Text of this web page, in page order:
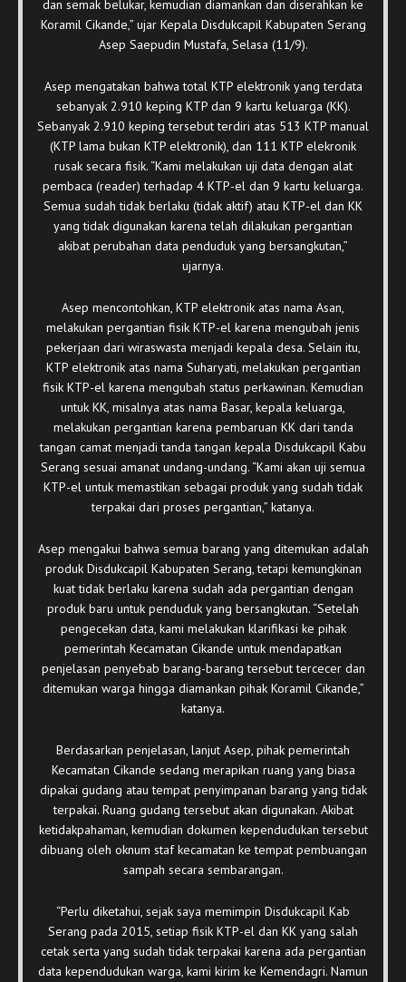
dan semak belukar, kemudian diamankan dan diserahkan ke
Koramil Cikande,” ujar Kepala Disdukcapil Kabupaten Serang
Asep Saepudin Mustafa, Selasa (11/9).
Asep mengatakan bahwa total KTP elektronik yang terdata
sebanyak 2.910 keping KTP dan 9 kartu keluarga (KK).
Sebanyak 2.910 keping tersebut terdiri atas 513 KTP manual
(KTP lama bukan KTP elektronik), dan 111 KTP elekronik
rusak secara fisik. “Kami melakukan uji data dengan alat
pembaca (reader) terhadap 4 KTP-el dan 9 kartu keluarga.
Semua sudah tidak berlaku (tidak aktif) atau KTP-el dan KK
yang tidak digunakan karena telah dilakukan pergantian
akibat perubahan data penduduk yang bersangkutan,”
ujarnya.
Asep mencontohkan, KTP elektronik atas nama Asan,
melakukan pergantian fisik KTP-el karena mengubah jenis
pekerjaan dari wiraswasta menjadi kepala desa. Selain itu,
KTP elektronik atas nama Suharyati, melakukan pergantian
fisik KTP-el karena mengubah status perkawinan. Kemudian
untuk KK, misalnya atas nama Basar, kepala keluarga,
melakukan pergantian karena pembaruan KK dari tanda
tangan camat menjadi tanda tangan kepala Disdukcapil Kabu
Serang sesuai amanat undang-undang. “Kami akan uji semua
KTP-el untuk memastikan sebagai produk yang sudah tidak
terpakai dari proses pergantian,” katanya.
Asep mengakui bahwa semua barang yang ditemukan adalah
produk Disdukcapil Kabupaten Serang, tetapi kemungkinan
kuat tidak berlaku karena sudah ada pergantian dengan
produk baru untuk penduduk yang bersangkutan. “Setelah
pengecekan data, kami melakukan klarifikasi ke pihak
pemerintah Kecamatan Cikande untuk mendapatkan
penjelasan penyebab barang-barang tersebut tercecer dan
ditemukan warga hingga diamankan pihak Koramil Cikande,”
katanya.
Berdasarkan penjelasan, lanjut Asep, pihak pemerintah
Kecamatan Cikande sedang merapikan ruang yang biasa
dipakai gudang atau tempat penyimpanan barang yang tidak
terpakai. Ruang gudang tersebut akan digunakan. Akibat
ketidakpahaman, kemudian dokumen kependudukan tersebut
dibuang oleh oknum staf kecamatan ke tempat pembuangan
sampah secara sembarangan.
“Perlu diketahui, sejak saya memimpin Disdukcapil Kab
Serang pada 2015, setiap fisik KTP-el dan KK yang salah
cetak serta yang sudah tidak terpakai karena ada pergantian
data kependudukan warga, kami kirim ke Kemendagri. Namun